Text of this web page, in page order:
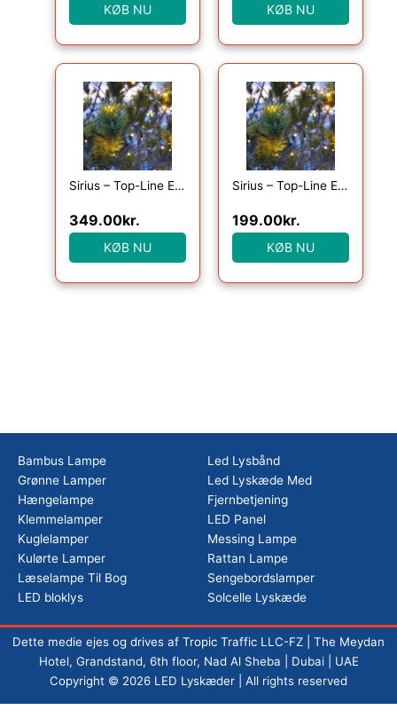
KØB NU KØB NU
Sirius – Top-Line Energy Net Startsæt 100L
349.00kr.
KØB NU
Sirius – Top-Line Energy Net Supplementsæt 100L
199.00kr.
KØB NU
Bambus Lampe
Grønne Lamper
Hængelampe
Klemmelamper
Kuglelamper
Kulørte Lamper
Læselampe Til Bog
LED bloklys
Led Lysbånd
Led Lyskæde Med
Fjernbetjening
LED Panel
Messing Lampe
Rattan Lampe
Sengebordslamper
Solcelle Lyskæde
Dette medie ejes og drives af Tropic Traffic LLC-FZ | The Meydan
Hotel, Grandstand, 6th floor, Nad Al Sheba | Dubai | UAE
Copyright © 2026 LED Lyskæder | All rights reserved